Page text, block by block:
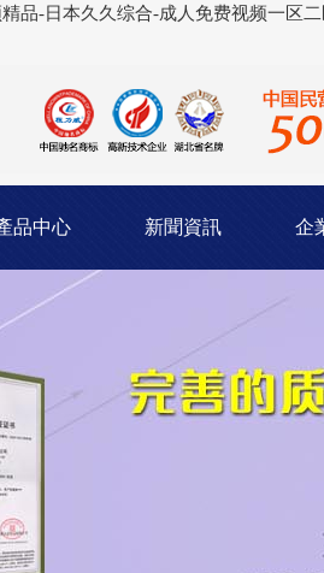
品-日本久久综合-成人免费视频一区
品中心 新聞資訊 企